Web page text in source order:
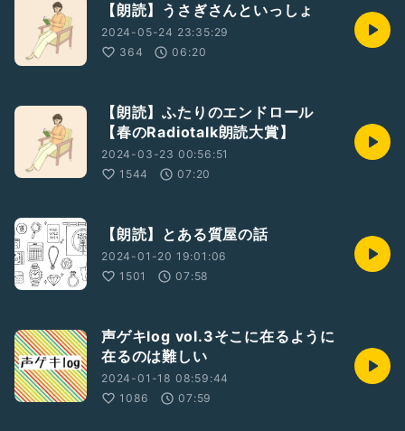
【朗読】うさぎさんといっしょ
2024-05-24 23:35:29
364
06:20
【朗読】ふたりのエンドロール
【春のRadiotalk朗読大賞】
2024-03-23 00:56:51
1544
07:20
【朗読】とある質屋の話
2024-01-20 19:01:06
1501
07:58
声ゲキlog vol.3そこに在るように
在るのは難しい
2024-01-18 08:59:44
1086
07:59